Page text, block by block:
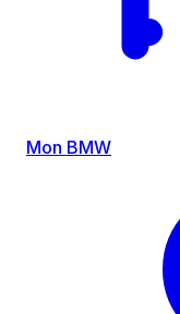
Mon BMW